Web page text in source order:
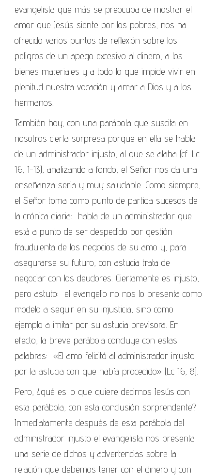
evangelista que más se preocupa de mostrar el
amor que Jesús siente por los pobres, nos ha
ofrecido varios puntos de reflexión sobre los
peligros de un apego excesivo al dinero, a los
bienes materiales y a todo lo que impide vivir en
plenitud nuestra vocación y amar a Dios y a los
hermanos.
También hoy, con una parábola que suscita en
nosotros cierta sorpresa porque en ella se habla
de un administrador injusto, al que se alaba (cf. Lc
16, 1-13), analizando a fondo, el Señor nos da una
enseñanza seria y muy saludable. Como siempre,
el Señor toma como punto de partida sucesos de
la crónica diaria: habla de un administrador que
está a punto de ser despedido por gestión
fraudulenta de los negocios de su amo y, para
asegurarse su futuro, con astucia trata de
negociar con los deudores. Ciertamente es injusto,
pero astuto: el evangelio no nos lo presenta como
modelo a seguir en su injusticia, sino como
ejemplo a imitar por su astucia previsora. En
efecto, la breve parábola concluye con estas
palabras: «El amo felicitó al administrador injusto
por la astucia con que había procedido» (Lc 16, 8).
Pero, ¿qué es lo que quiere decirnos Jesús con
esta parábola, con esta conclusión sorprendente?
Inmediatamente después de esta parábola del
administrador injusto el evangelista nos presenta
una serie de dichos y advertencias sobre la
relación que debemos tener con el dinero y con